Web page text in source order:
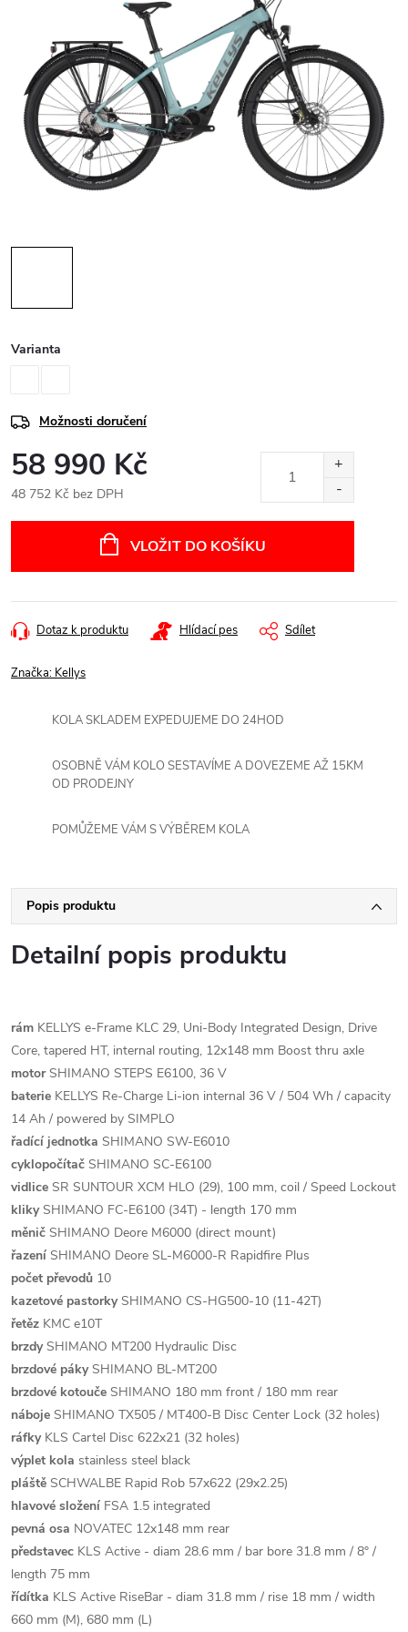
Varianta
Možnosti doručení
58 990 Kč
48 752 Kč bez DPH
VLOŽIT DO KOŠÍKU
Dotaz k produktu Hlídací pes Sdílet
Značka: Kellys
KOLA SKLADEM EXPEDUJEME DO 24HOD
OSOBNĚ VÁM KOLO SESTAVÍME A DOVEZEME AŽ 15KM
OD PRODEJNY
POMŮŽEME VÁM S VÝBĚREM KOLA
Popis produktu
Detailní popis produktu
rám KELLYS e-Frame KLC 29, Uni-Body Integrated Design, Drive
Core, tapered HT, internal routing, 12x148 mm Boost thru axle
motorSHIMANO STEPS E6100, 36 V
baterie KELLYS Re-Charge Li-ion internal 36 V / 504 Wh / capacity
14 Ah / powered by SIMPLO
řadící jednotka SHIMANO SW-E6010
cyklopočítač SHIMANO SC-E6100
vidlice SR SUNTOUR XCM HLO (29), 100 mm, coil / Speed Lockout
klikySHIMANO FC-E6100 (34T) - length 170 mm
měnič SHIMANO Deore M6000 (direct mount)
řazení SHIMANO Deore SL-M6000-R Rapidfire Plus
počet převodů 10
kazetové pastorkySHIMANO CS-HG500-10 (11-42T)
řetěz KMC e10T
brzdySHIMANO MT200 Hydraulic Disc
brzdové pákySHIMANO BL-MT200
brzdové kotouče SHIMANO 180 mm front / 180 mm rear
náboje SHIMANO TX505 / MT400-B Disc Center Lock (32 holes)
ráfkyKLS Cartel Disc 622x21 (32 holes)
výplet kola stainless steel black
pláště SCHWALBE Rapid Rob 57x622 (29x2.25)
hlavové složení FSA 1.5 integrated
pevná osa NOVATEC 12x148 mm rear
představec KLS Active - diam 28.6 mm / bar bore 31.8 mm / 8° /
length 75 mm
řídítka KLS Active RiseBar - diam 31.8 mm / rise 18 mm / width
660 mm (M), 680 mm (L)